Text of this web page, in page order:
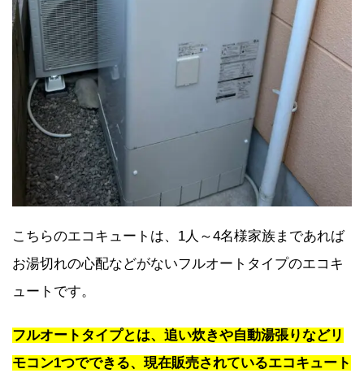
こちらのエコキュートは、1人～4名様家族まであれば
お湯切れの心配などがないフルオートタイプのエコキ
ュートです。
フルオートタイプとは、追い炊きや自動湯張りなどリ
モコン1つでできる、現在販売されているエコキュート